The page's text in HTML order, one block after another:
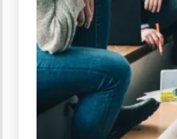
Mulino
llega
a
Cali
para
investidura
de